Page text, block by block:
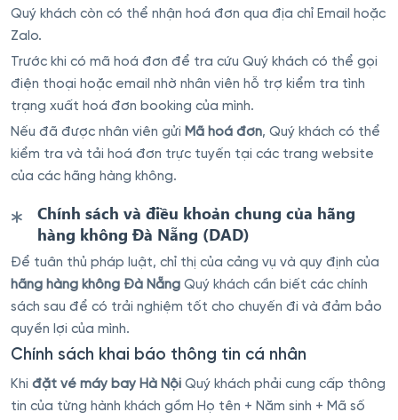
Quý khách còn có thể nhận hoá đơn qua địa chỉ Email hoặc
Zalo.
Trước khi có mã hoá đơn để tra cứu Quý khách có thể gọi
điện thoại hoặc email nhờ nhân viên hỗ trợ kiểm tra tình
trạng xuất hoá đơn booking của mình.
Nếu đã được nhân viên gửi Mã hoá đơn, Quý khách có thể
kiểm tra và tải hoá đơn trực tuyến tại các trang website
của các hãng hàng không.
Chính sách và điều khoản chung của hãng
hàng không Đà Nẵng (DAD)
Để tuân thủ pháp luật, chỉ thị của cảng vụ và quy định của
hãng hàng không Đà Nẵng Quý khách cần biết các chính
sách sau để có trải nghiệm tốt cho chuyến đi và đảm bảo
quyền lợi của mình.
Chính sách khai báo thông tin cá nhân
Khi đặt vé máy bay Hà Nội Quý khách phải cung cấp thông
tin của từng hành khách gồm Họ tên + Năm sinh + Mã số